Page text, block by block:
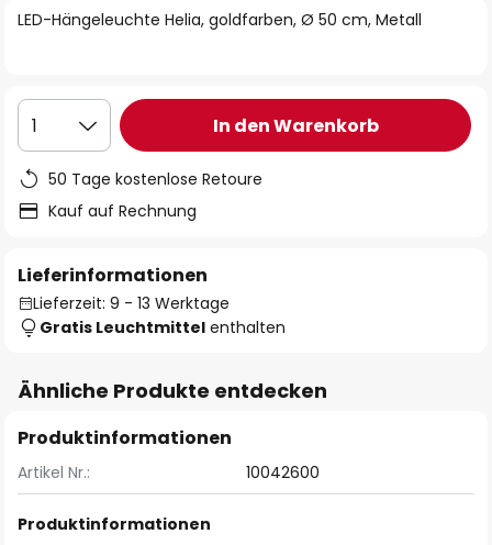
springen
LED-Hängeleuchte Helia, goldfarben, Ø 50 cm, Metall
1 In den Warenkorb
50 Tage kostenlose Retoure
Kauf auf Rechnung
Lieferinformationen
Lieferzeit: 9 - 13 Werktage
Gratis Leuchtmittel enthalten
Ähnliche Produkte entdecken
Produktinformationen
Artikel Nr.: 10042600
Produktinformationen